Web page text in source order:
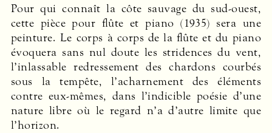
Pour qui connaît la côte sauvage du sud-ouest,
cette pièce pour flûte et piano (1935) sera une
peinture. Le corps à corps de la flûte et du piano
évoquera sans nul doute les stridences du vent,
l’inlassable redressement des chardons courbés
sous la tempête, l’acharnement des éléments
contre eux-mêmes, dans l’indicible poésie d’une
nature libre où le regard n’a d’autre limite que
l’horizon.